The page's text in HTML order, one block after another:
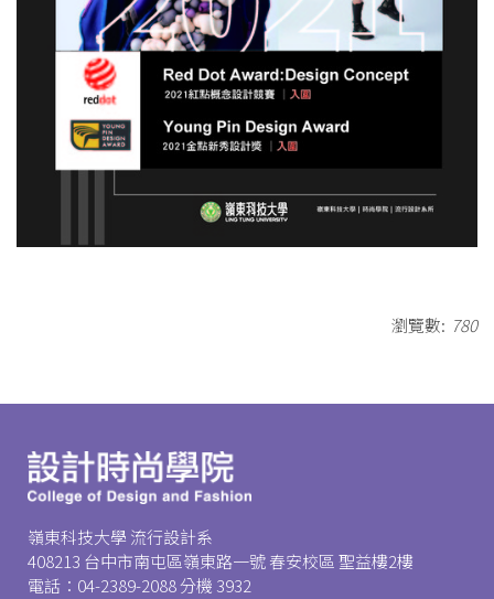
瀏覽數: 780
嶺東科技大學 流行設計系
408213 台中市南屯區嶺東路一號 春安校區 聖益樓2樓
電話：04-2389-2088 分機 3932